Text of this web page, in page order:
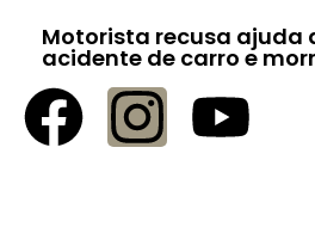
Motorista recusa ajuda
acidente de carro e